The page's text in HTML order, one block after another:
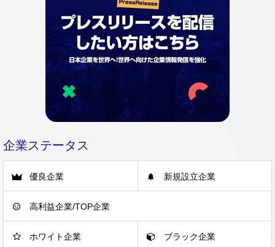
企業ステータス
優良企業 新規設立企業
高利益企業/TOP企業
ホワイト企業 ブラック企業